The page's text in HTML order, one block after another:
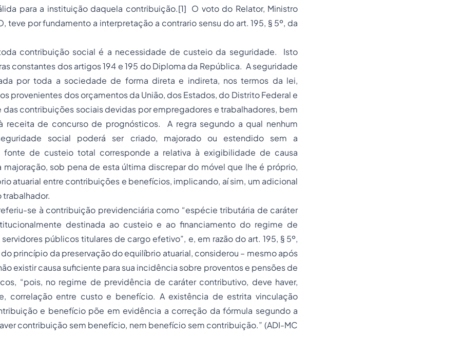
para a instituição daquela contribuição.[1] O voto do Relator, Ministro
teve por fundamento a interpretação a contrario sensu do art. 195, § 5º, da
contribuição social é a necessidade de custeio da seguridade. Isto
constantes dos artigos 194 e 195 do Diploma da República. A seguridade
por toda a sociedade de forma direta e indireta, nos termos da lei,
provenientes dos orçamentos da União, dos Estados, do Distrito Federal e
das contribuições sociais devidas por empregadores e trabalhadores, bem
receita de concurso de prognósticos. A regra segundo a qual nenhum
social poderá ser criado, majorado ou estendido sem a
fonte de custeio total corresponde a relativa à exigibilidade de causa
majoração, sob pena de esta última discrepar do móvel que lhe é próprio,
atuarial entre contribuições e benefícios, implicando, aí sim, um adicional
trabalhador.
referiu-se à contribuição previdenciária como “espécie tributária de caráter
destinada ao custeio e ao financiamento do regime de
públicos titulares de cargo efetivo”, e, em razão do art. 195, § 5º,
do princípio da preservação do equilíbrio atuarial, considerou – mesmo após
existir causa suficiente para sua incidência sobre proventos e pensões de
“pois, no regime de previdência de caráter contributivo, deve haver,
correlação entre custo e benefício. A existência de estrita vinculação
e benefício põe em evidência a correção da fórmula segundo a
contribuição sem benefício, nem benefício sem contribuição.” (ADI-MC